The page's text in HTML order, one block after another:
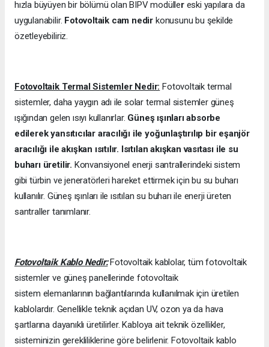
hızla büyüyen bir bölümü olan BIPV modüller eski yapılara da
uygulanabilir. Fotovoltaik cam nedir konusunu bu şekilde
özetleyebiliriz.
Fotovoltaik Termal Sistemler Nedir: Fotovoltaik termal
sistemler, daha yaygın adı ile solar termal sistemler güneş
ışığından gelen ısıyı kullanırlar. Güneş ışınları absorbe
edilerek yansıtıcılar aracılığı ile yoğunlaştırılıp bir eşanjör
aracılığı ile akışkan ısıtılır. Isıtılan akışkan vasıtası ile su
buharı üretilir. Konvansiyonel enerji santrallerindeki sistem
gibi türbin ve jeneratörleri hareket ettirmek için bu su buharı
kullanılır. Güneş ışınları ile ısıtılan su buharı ile enerji üreten
santraller tanımlanır.
Fotovoltaik Kablo Nedir:Fotovoltaik kablolar, tüm fotovoltaik
sistemler ve güneş panellerinde fotovoltaik
sistem elemanlarının bağlantılarında kullanılmak için üretilen
kablolardır. Genellikle teknik açıdan UV, ozon ya da hava
şartlarına dayanıklı üretilirler. Kabloya ait teknik özellikler,
sisteminizin gerekliliklerine göre belirlenir. Fotovoltaik kablo